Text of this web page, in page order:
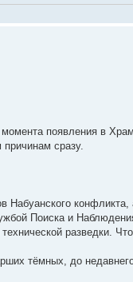
появления в
сразу.
Набуанского
Поиска и
разведки.
тёмных, до